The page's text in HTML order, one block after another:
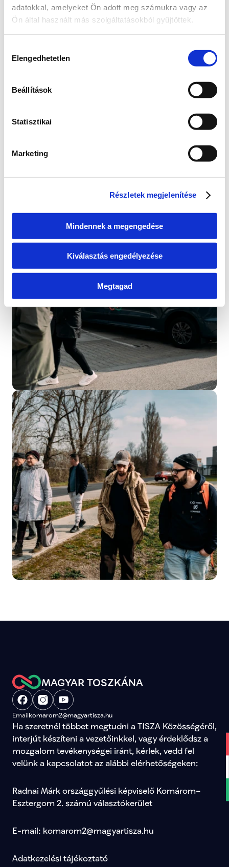
adatokkal, amelyeket Ön adott meg számukra vagy az
Ön által használt más szolgáltatásokból gyűjtöttek.
kiválasztása
Elengedhetetlen
Beállítások
Statisztikai
Marketing
Részletek megjelenítése
Mindennek a megengedése
Kiválasztás engedélyezése
Megtagad
Elindul a társadalmi
Több mint 2000-en támogatták a kezdeményezést,
egyeztetés induljon. Ez fontos visszajelzés arról,
hogy sokaknak szívügye a tó sorsa.
Most az egyeztetés előkészítésén dolgozunk, hogy
minden érintett – a helyiek, a horgászok, a
elmondhassa a véleményét. A részletekkel
hamarosan jelentkezem. Köszönöm a bizalmat és
az eddigi támogatást!
Cikk megtekintése
MAGYAR TOSZKÁNA
Emailkomarom2@magyartisza.hu
Ha szeretnél többet megtudni a TISZA Közösségéről,
interjút készíteni a vezetőinkkel, vagy érdeklődsz a
mozgalom tevékenységei iránt, kérlek, vedd fel
velünk a kapcsolatot az alábbi elérhetőségeken:
Radnai Márk országgyűlési képviselő Komárom–
Esztergom 2. számú választókerület
E-mail: komarom2@magyartisza.hu
Adatkezelési tájékoztató